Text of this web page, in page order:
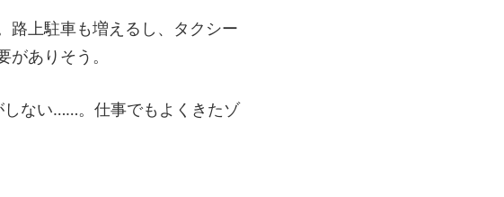
路上駐車も増えるし、タクシー
ありそう。
ない……。仕事でもよくきたゾ